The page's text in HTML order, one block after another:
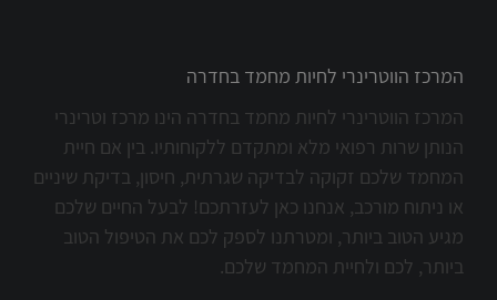
המרכז הווטרינרי לחיות מחמד בחדרה
המרכז הווטרינרי לחיות מחמד בחדרה הינו מרכז וטרינרי
הנותן שרות רפואי מלא ומתקדם ללקוחותיו. בין אם חיית
המחמד שלכם זקוקה לבדיקה שגרתית, חיסון, בדיקת שיניים
או ניתוח מורכב, אנחנו כאן לעזרתכם! לבעל החיים שלכם
מגיע הטוב ביותר, ומטרתנו לספק לכם את הטיפול הטוב
ביותר, לכם ולחיית המחמד שלכם.